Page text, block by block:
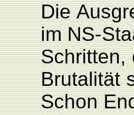
Die
im NS-
Schritten,
Brutalität
Schon